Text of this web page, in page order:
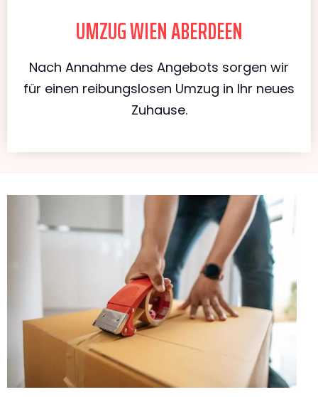
UMZUG WIEN ABERDEEN
Nach Annahme des Angebots sorgen wir
für einen reibungslosen Umzug in Ihr neues
Zuhause.